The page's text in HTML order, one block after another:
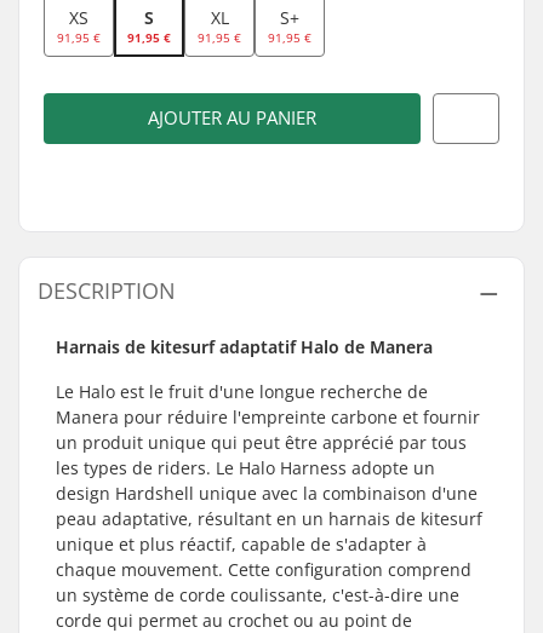
XS
91,95 €
S
91,95 €
XL
91,95 €
S+
91,95 €
AJOUTER AU PANIER
DESCRIPTION
Harnais de kitesurf adaptatif Halo de Manera
Le Halo est le fruit d'une longue recherche de
Manera pour réduire l'empreinte carbone et fournir
un produit unique qui peut être apprécié par tous
les types de riders. Le Halo Harness adopte un
design Hardshell unique avec la combinaison d'une
peau adaptative, résultant en un harnais de kitesurf
unique et plus réactif, capable de s'adapter à
chaque mouvement. Cette configuration comprend
un système de corde coulissante, c'est-à-dire une
corde qui permet au crochet ou au point de